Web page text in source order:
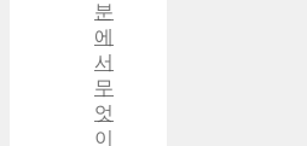
분
에
서
무
엇
이